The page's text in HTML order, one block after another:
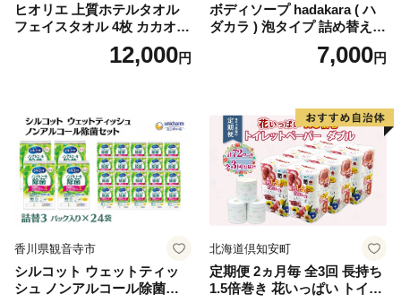
ヒオリエ 上質ホテルタオル
フェイスタオル 4枚 カカオ
【タオル 泉州タオル 吸水 普
段使い 無地 シンプル 日用品
12,000円
ボディソープ hadakara ( ハ
ダカラ ) 泡タイプ 詰め替え 4
40ml×4袋 ボディーソープ 泡
ボディソープ 泡 日用品 消耗
泡石鹸 石鹸 兵庫 兵庫県 小野
7,000円
香川県観音寺市
シルコット ウェットティッ
シュ ノンアルコール除菌詰
北海道倶知安町
定期便 2ヵ月毎 全3回 長持ち
1.5倍巻き 花いっぱい トイレ